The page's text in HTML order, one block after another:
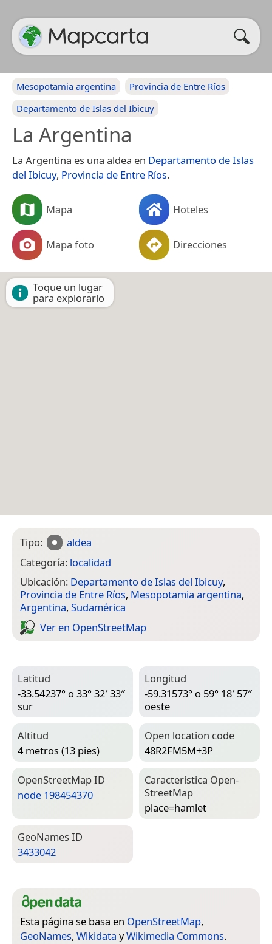
Mesopotamia argentina
Provincia de Entre Ríos
Departamento de Islas del Ibicuy
La Argentina
La Argentina es una aldea en Departamento de Islas
del Ibicuy, Provincia de Entre Ríos.
Mapa Hoteles
Mapa foto Direcciones
Toque un lugar
para explorarlo
Tipo:
aldea
Categoría: localidad
Ubicación: Departamento de Islas del Ibicuy,
Provincia de Entre Ríos, Mesopotamia argentina,
Argentina, Sudamérica
Ver en Open­Street­Map
Latitud
-33.54237° o 33° 32′ 33″
sur
Longitud
-59.31573° o 59° 18′ 57″
oeste
Altitud
4 metros (13 pies)
Open location code
48R2FM5M+3P
Open­Street­Map ID
node 198454370
Característica Open­
Street­Map
place=­hamlet
Geo­Names ID
3433042
Esta página se basa en OpenStreetMap,
GeoNames, Wikidata yWikimedia Commons.